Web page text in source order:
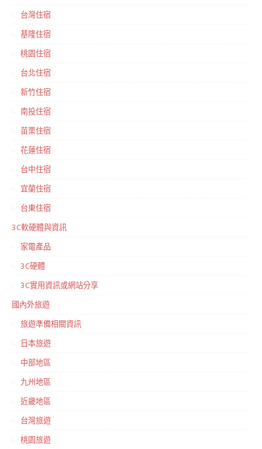
台灣住宿
基隆住宿
桃園住宿
台北住宿
新竹住宿
南投住宿
苗栗住宿
花蓮住宿
台中住宿
宜蘭住宿
台東住宿
3C軟硬體與資訊
家電產品
3C硬體
3C實用資訊或網站分享
國內外旅遊
旅遊準備相關資訊
日本旅遊
中部地區
九州地區
近畿地區
台灣旅遊
桃園旅遊